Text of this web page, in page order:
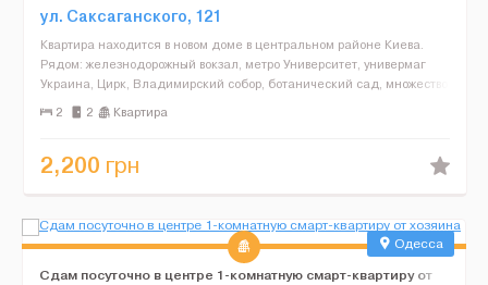
ул. Саксаганского, 121
Квартира находится в новом доме в центральном районе Киева.
Рядом: железнодорожный вокзал, метро Университет, универмаг
Украина, Цирк, Владимирский собор, ботанический сад, множество
ресторанов и уютных кафе, продуктовые магазины....
2 2 Квартира
2,200 грн
Одесса
Сдам посуточно в центре 1-комнатную смарт-квартиру от